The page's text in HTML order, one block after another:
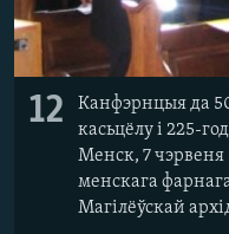
12
Канфэрнцыя да
касьцёлу і 225-
Менск, 7
менскага
Магілёўскай